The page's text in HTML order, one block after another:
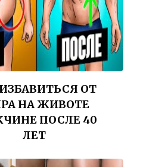
ОТ
НА ЖИВОТЕ
ПОСЛЕ 40
ЛЕТ